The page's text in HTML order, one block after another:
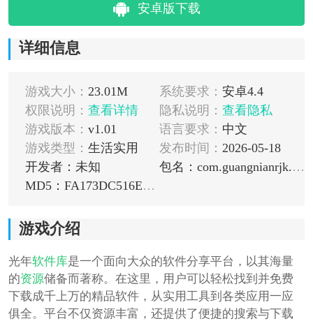
安卓版下载
详细信息
游戏大小： 23.01M 系统要求： 安卓4.4
权限说明： 查看详情 隐私说明： 查看隐私
游戏版本： v1.01 语言要求： 中文
游戏类型： 生活实用 发布时间： 2026-05-18
开发者：未知
包名：com.guangnianrjk.app
MD5：FA173DC516EFA2F02F30382052F9D804
游戏介绍
光年软件库是一个面向大众的软件分享平台，以其海量
的资源储备而著称。在这里，用户可以轻松找到并免费
下载成千上万的精品软件，从实用工具到各类应用一应
俱全。平台不仅资源丰富，还提供了便捷的搜索与下载